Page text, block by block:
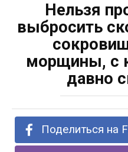
Нельзя
выбросить
морщины, с
давно
Поделиться на